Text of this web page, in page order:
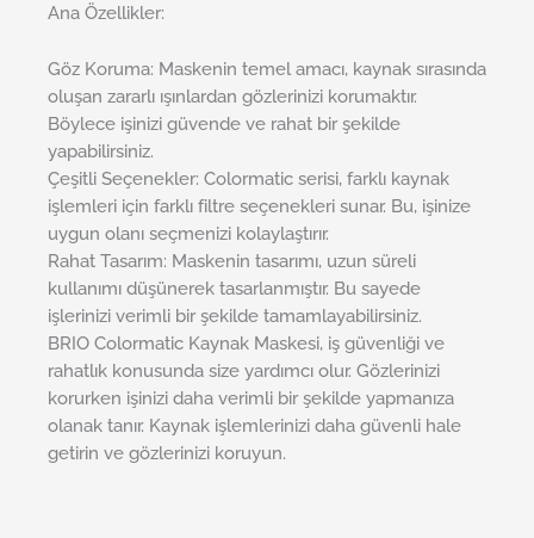
Ana Özellikler:
Göz Koruma: Maskenin temel amacı, kaynak sırasında
oluşan zararlı ışınlardan gözlerinizi korumaktır.
Böylece işinizi güvende ve rahat bir şekilde
yapabilirsiniz.
Çeşitli Seçenekler: Colormatic serisi, farklı kaynak
işlemleri için farklı filtre seçenekleri sunar. Bu, işinize
uygun olanı seçmenizi kolaylaştırır.
Rahat Tasarım: Maskenin tasarımı, uzun süreli
kullanımı düşünerek tasarlanmıştır. Bu sayede
işlerinizi verimli bir şekilde tamamlayabilirsiniz.
BRIO Colormatic Kaynak Maskesi, iş güvenliği ve
rahatlık konusunda size yardımcı olur. Gözlerinizi
korurken işinizi daha verimli bir şekilde yapmanıza
olanak tanır. Kaynak işlemlerinizi daha güvenli hale
getirin ve gözlerinizi koruyun.